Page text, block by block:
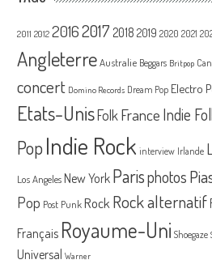
2011 2012 20162017 2018 2019 2020 2021
Angleterre Australie Beggars Britpop
concert Domino Records Dream Pop Electro
Etats-UnisFolk France Indie
PopIndie Rock interview Irlande
Los Angeles New York Parisphotos
Pop Post Punk Rock Rock alternatif
Français Royaume-Uni Shoegaze
Universal Warner